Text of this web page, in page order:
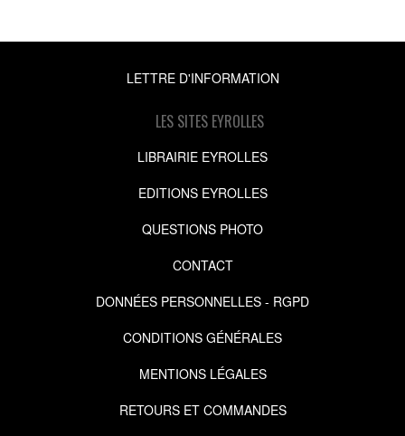
LETTRE D'INFORMATION
LES SITES EYROLLES
LIBRAIRIE EYROLLES
EDITIONS EYROLLES
QUESTIONS PHOTO
CONTACT
DONNÉES PERSONNELLES - RGPD
CONDITIONS GÉNÉRALES
MENTIONS LÉGALES
RETOURS ET COMMANDES